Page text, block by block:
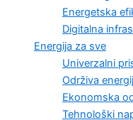
Energetska
Digitalna
Energija za sve
Univerzalni
Održiva
Ekonomska
Tehnološki